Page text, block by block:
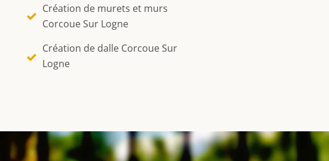
Création de murets et murs
Corcoue Sur Logne
Création de dalle Corcoue Sur
Logne